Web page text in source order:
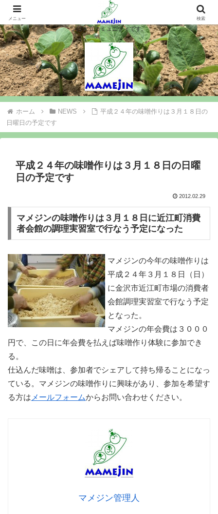
マメジンは大豆を作ります、シロウト農業を楽しみます、大豆コミュニティ＝
マメジン。大豆栽培や味噌豆腐づくりで農業と食料問題を考え行動するマメジ
ンは大豆コミュニティです。
ホーム NEWS
平成２４年の味噌作りは３月１８日の
日曜日の予定です
平成２４年の味噌作りは３月１８日の日曜
日の予定です
2012.02.29
マメジンの味噌作りは３月１８日に近江町消費
者会館の調理実習室で行なう予定になった
マメジンの今年の味噌作りは
平成２４年３月１８日（日）
に金沢市近江町市場の消費者
会館調理実習室で行なう予定
となった。
マメジンの年会費は３０００
円で、この日に年会費を払えば味噌作り体験に参加でき
る。
仕込んだ味噌は、参加者でシェアして持ち帰ることになっ
ている。マメジンの味噌作りに興味があり、参加を希望す
る方は メールフォームからお問い合わせください。
マメジン管理人
メニュー 検索